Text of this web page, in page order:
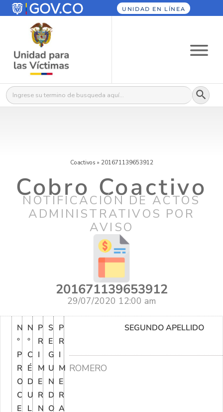
UNIDAD EN LÍNEA
Buscar: Botón
Coactivos » 201671139653912
Cobro Coactivo
NOTIFICACIÓN DE ACTOS
ADMINISTRATIVOS POR
AVISO
201671139653912
29/07/2020 12:00 am
N
°
P
R
O
C
E
N
°
C
É
D
U
L
P
R
I
M
E
R
N
S
E
G
U
N
D
O
P
R
I
M
E
R
A
SEGUNDO APELLIDO
ROMERO